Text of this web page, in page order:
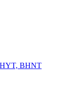
BHNT